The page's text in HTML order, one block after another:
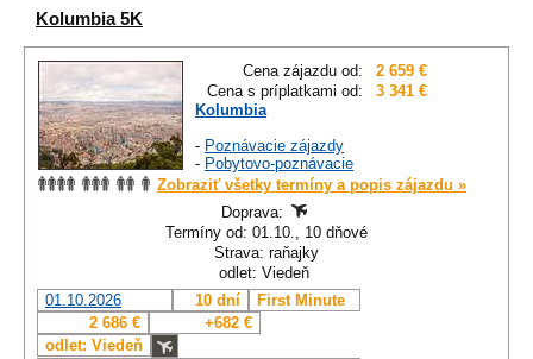
Kolumbia 5K
Cena zájazdu od:
2 659 €
Cena s príplatkami od:
3 341 €
Kolumbia
- Poznávacie zájazdy
- Pobytovo-poznávacie
Zobraziť všetky termíny a popis zájazdu »
Doprava:
Termíny od: 01.10., 10 dňové
Strava: raňajky
odlet: Viedeň
01.10.2026
10 dní
First Minute
2 686 €
+682 €
odlet: Viedeň